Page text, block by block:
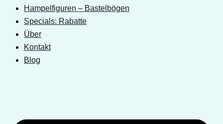
Hampelfiguren – Bastelbögen
Specials: Rabatte
Über
Kontakt
Blog